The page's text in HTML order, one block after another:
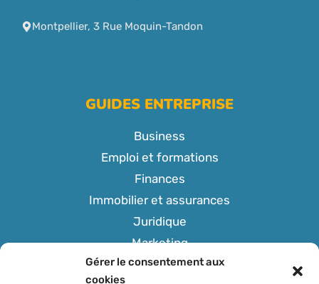
Gérer le consentement aux
cookies
Montpellier, 3 Rue Moquin-Tandon
GUIDES ENTREPRISE
Business
Emploi et formations
Finances
Immobilier et assurances
Juridique
Marketing
Tech